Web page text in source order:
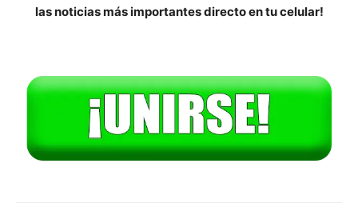
las noticias más importantes directo en tu celular!